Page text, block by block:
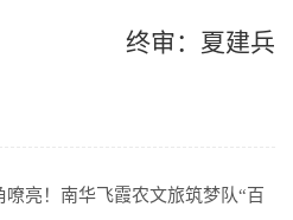
终审：夏建兵
亮！南华飞霞农文旅筑梦队“百